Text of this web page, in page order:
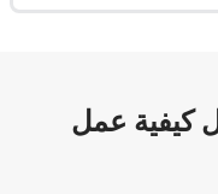
كيفية عمل